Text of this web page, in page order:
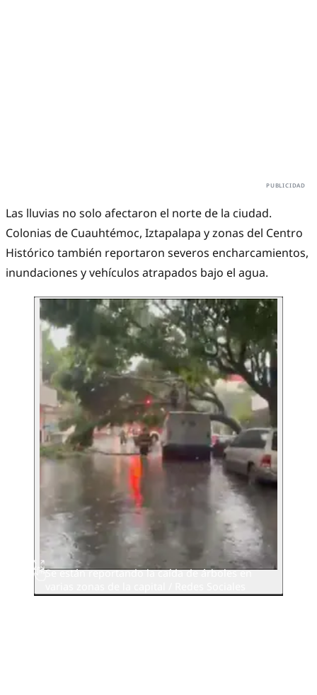
Las lluvias no solo afectaron el norte de la ciudad.
Colonias de Cuauhtémoc, Iztapalapa y zonas del Centro
Histórico también reportaron severos encharcamientos,
inundaciones y vehículos atrapados bajo el agua.
Se están reportando la caída de árboles en